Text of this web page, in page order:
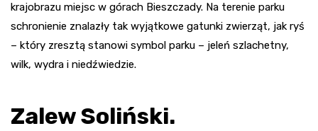
krajobrazu miejsc w górach Bieszczady. Na terenie parku
schronienie znalazły tak wyjątkowe gatunki zwierząt, jak ryś
– który zresztą stanowi symbol parku – jeleń szlachetny,
wilk, wydra i niedźwiedzie.
Zalew Soliński.